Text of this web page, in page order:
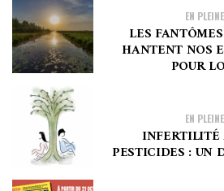
EN
LES
HANTENT NOS
POUR
EN
INFERTILITÉ
PESTICIDES : UN